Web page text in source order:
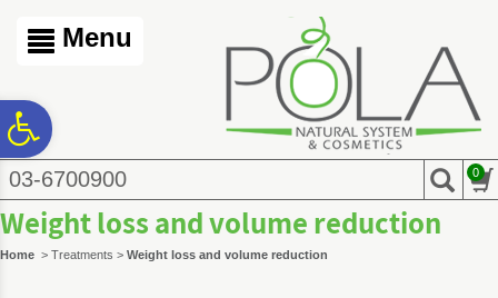
נגישות
המרכזי
Menu
03-6700900 0
Weight loss and volume reduction
Home > Treatments > Weight loss and volume reduction